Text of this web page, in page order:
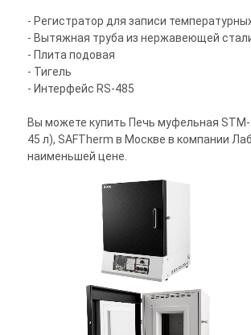
- Регистратор для записи
- Вытяжная труба из нержавеющей
- Плита подовая
- Тигель
- Интерфейс RS-485
Вы можете купить Печь муфельная
45 л), SAFTherm в Москве в компании
наименьшей цене.